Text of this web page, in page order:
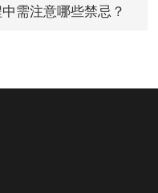
需注意哪些禁忌？